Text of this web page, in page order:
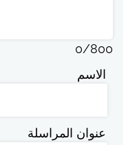
0/800
الاسم
عنوان المراسلة